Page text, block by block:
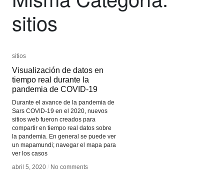
sitios
sitios
Visualización de datos en
tiempo real durante la
pandemia de COVID-19
Durante el avance de la pandemia de
Sars COVID-19 en el 2020, nuevos
sitios web fueron creados para
compartir en tiempo real datos sobre
la pandemia. En general se puede ver
un mapamundi; navegar el mapa para
ver los casos
abril 5, 2020 / No comments
sitios
Visualización de datos en
tiempo real durante la
pandemia de COVID-19
abril 5, 2020 / No comments